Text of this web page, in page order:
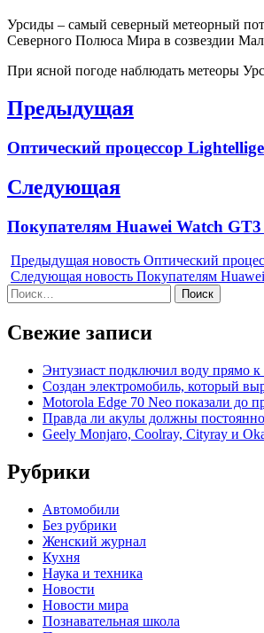
Урсиды – самый северный метеорный
Северного Полюса Мира в созвездии
При ясной погоде наблюдать метеоры
Навигация
записям
Предыдущая
Previous
Оптический процессор
Следующая
Next
Покупателям Huawei Watch
Предыдущая новость Оптический
Следующая новость Покупателям
Найти:
Свежие записи
Энтузиаст подключил воду прямо
Создан электромобиль, который
Motorola Edge 70 Neo показали до
Правда ли акулы должны
Geely Monjaro, Coolray, Cityray и
Рубрики
Автомобили
Без рубрики
Женский журнал
Кухня
Наука и техника
Новости
Новости мира
Познавательная школа